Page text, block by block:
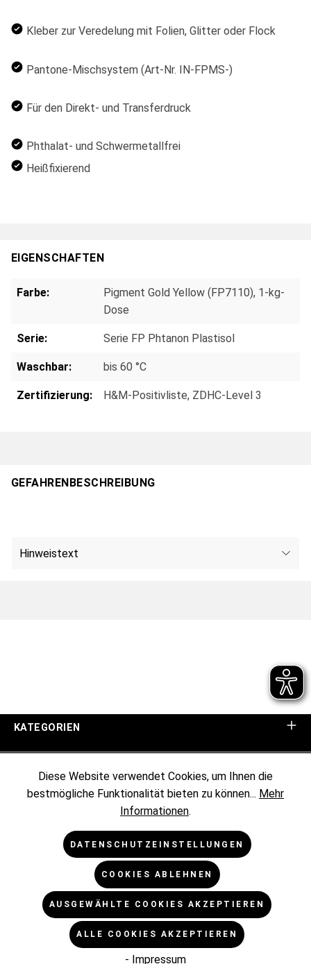
Kleber zur Veredelung mit Folien, Glitter oder Flock
Pantone-Mischsystem (Art-Nr. IN-FPMS-)
Für den Direkt- und Transferdruck
Phthalat- und Schwermetallfrei
Heißfixierend
EIGENSCHAFTEN
Farbe:
Pigment Gold Yellow (FP7110), 1-kg-
Dose
Serie: Serie FP Phtanon Plastisol
Waschbar: bis 60 °C
Zertifizierung: H&M-Positivliste, ZDHC-Level 3
GEFAHRENBESCHREIBUNG
Hinweistext
KATEGORIEN
KUNDENINFORMATIONEN
RECHTLICHES
* Alle Preise exkl. gesetzl. Mehrwertsteuer zzgl.
Versandkosten
und ggf. Nachnahmegebühren, wenn nicht
anders angegeben.
Diese Website verwendet Cookies, um Ihnen die
bestmögliche Funktionalität bieten zu können... Mehr
Informationen.
DATENSCHUTZEINSTELLUNGEN
COOKIES ABLEHNEN
AUSGEWÄHLTE COOKIES AKZEPTIEREN
ALLE COOKIES AKZEPTIEREN
- Impressum